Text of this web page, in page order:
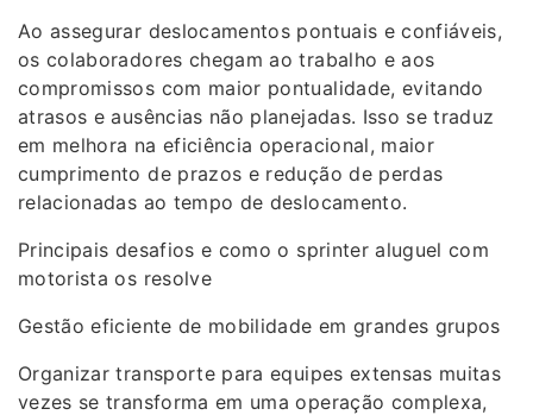
Ao assegurar deslocamentos pontuais e confiáveis,
os colaboradores chegam ao trabalho e aos
compromissos com maior pontualidade, evitando
atrasos e ausências não planejadas. Isso se traduz
em melhora na eficiência operacional, maior
cumprimento de prazos e redução de perdas
relacionadas ao tempo de deslocamento.
Principais desafios e como o sprinter aluguel com
motorista os resolve
Gestão eficiente de mobilidade em grandes grupos
Organizar transporte para equipes extensas muitas
vezes se transforma em uma operação complexa,